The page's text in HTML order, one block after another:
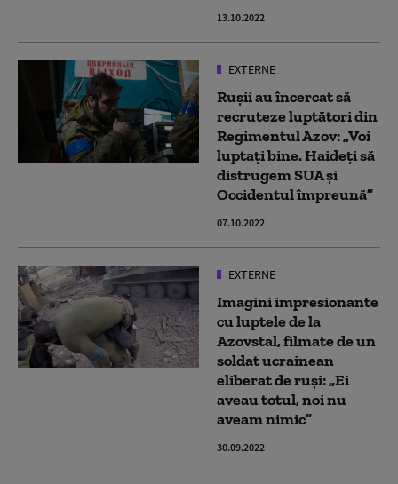
13.10.2022
EXTERNE
Rușii au încercat să
recruteze luptători din
Regimentul Azov: „Voi
luptați bine. Haideți să
distrugem SUA și
Occidentul împreună”
07.10.2022
EXTERNE
Imagini impresionante
cu luptele de la
Azovstal, filmate de un
soldat ucrainean
eliberat de ruși: „Ei
aveau totul, noi nu
aveam nimic”
30.09.2022